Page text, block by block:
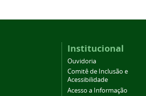
Institucional
Ouvidoria
Comitê de Inclusão e
Acessibilidade
Acesso a Informação